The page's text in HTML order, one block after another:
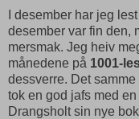
I desember har jeg
desember var fin den,
mersmak. Jeg heiv
månedene på 1001-
dessverre. Det
tok en god jafs med
Drangsholt sin nye bok